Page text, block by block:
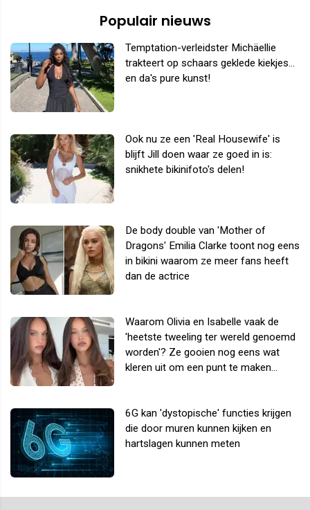
Populair nieuws
Temptation-verleidster Michäellie
trakteert op schaars geklede kiekjes...
en da's pure kunst!
Ook nu ze een 'Real Housewife' is
blijft Jill doen waar ze goed in is:
snikhete bikinifoto's delen!
De body double van 'Mother of
Dragons' Emilia Clarke toont nog eens
in bikini waarom ze meer fans heeft
dan de actrice
Waarom Olivia en Isabelle vaak de
'heetste tweeling ter wereld genoemd
worden'? Ze gooien nog eens wat
kleren uit om een punt te maken...
6G kan 'dystopische' functies krijgen
die door muren kunnen kijken en
hartslagen kunnen meten